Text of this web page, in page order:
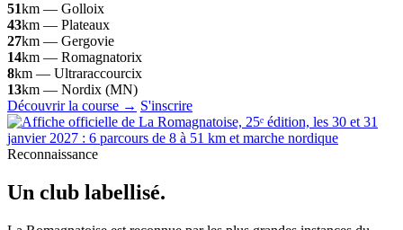
51km — Golloix
43km — Plateaux
27km — Gergovie
14km — Romagnatorix
8km — Ultraraccourcix
13km — Nordix (MN)
Découvrir la course → S'inscrire
Reconnaissance
Un club labellisé.